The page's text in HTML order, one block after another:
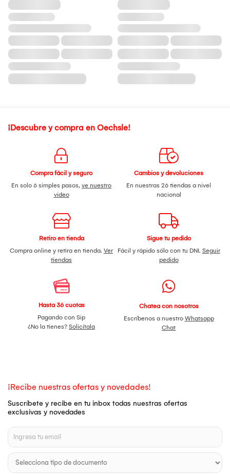
¡Descubre y compra en Oechsle!
Compra fácil y seguro
En solo 6 simples pasos, ve nuestro
video
Cambios y devoluciones
En nuestras 26 tiendas a nivel
nacional
Retiro en tienda
Compra online y retira en tienda. Ver
tiendas
Sigue tu pedido
Fácil y rápido sólo con tu DNI. Seguir
pedido
Hasta 36 cuotas
Pagando con Sip
¿No la tienes? Solicítala
Chatea con nosotros
Escríbenos a nuestro Whatsapp
Chat
¡Recibe nuestras ofertas y novedades!
Suscríbete y recibe en tu inbox todas nuestras ofertas
exclusivas y novedades